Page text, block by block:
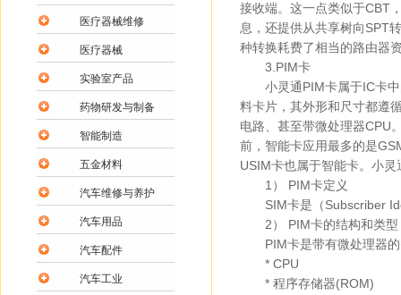
接收端。这一点类似于CBT
息，还提供从共享树向SPT
种转换耗费了相当的路由器
3.PIM卡
小灵通PIM卡属于IC卡中
料卡片，其外形和尺寸都遵
电路、甚至带微处理器CPU
前，智能卡应用最多的是
USIM卡也属于智能卡。小
1） PIM卡定义
SIM卡是（Subscriber
2） PIM卡的结构和类型
PIM卡是带有微处理器的
* CPU
* 程序存储器(ROM)
医疗器械维修
医疗器械
实验室产品
药物研发与制备
智能制造
五金材料
汽车维修与养护
汽车用品
汽车配件
汽车工业